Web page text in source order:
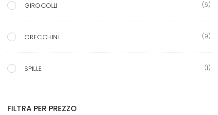
GIROCOLLI (6)
ORECCHINI (9)
SPILLE (1)
FILTRA PER PREZZO